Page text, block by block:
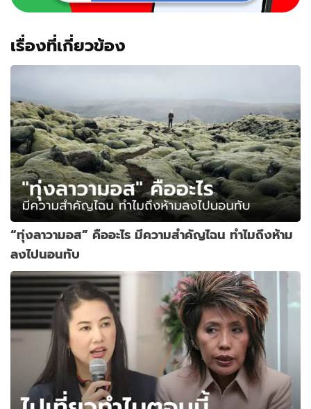
เรื่องที่เกี่ยวข้อง
“ทุ่งลาวามอส” คืออะไร มีความสำคัญไฉน ทำไมถึงห้าม
ลงไปนอนทับ